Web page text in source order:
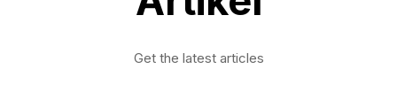
Get the latest articles